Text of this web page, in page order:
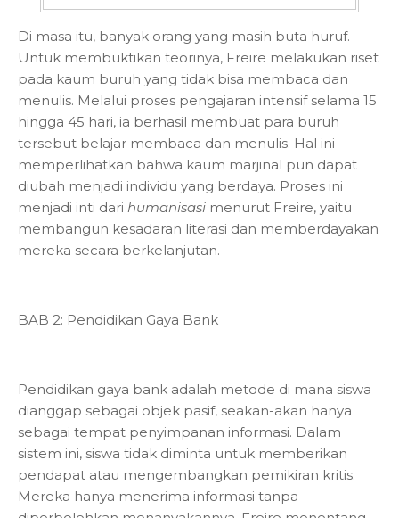
Di masa itu, banyak orang yang masih buta huruf.
Untuk membuktikan teorinya, Freire melakukan riset
pada kaum buruh yang tidak bisa membaca dan
menulis. Melalui proses pengajaran intensif selama 15
hingga 45 hari, ia berhasil membuat para buruh
tersebut belajar membaca dan menulis. Hal ini
memperlihatkan bahwa kaum marjinal pun dapat
diubah menjadi individu yang berdaya. Proses ini
menjadi inti dari humanisasi menurut Freire, yaitu
membangun kesadaran literasi dan memberdayakan
mereka secara berkelanjutan.
BAB 2: Pendidikan Gaya Bank
Pendidikan gaya bank adalah metode di mana siswa
dianggap sebagai objek pasif, seakan-akan hanya
sebagai tempat penyimpanan informasi. Dalam
sistem ini, siswa tidak diminta untuk memberikan
pendapat atau mengembangkan pemikiran kritis.
Mereka hanya menerima informasi tanpa